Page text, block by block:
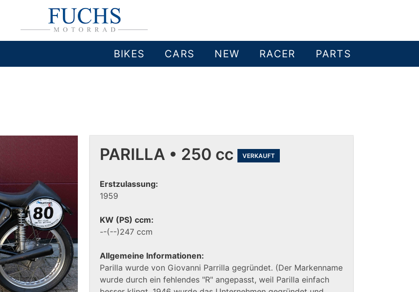
BIKES CARS NEW RACER PARTS
PARILLA • 250 cc VERKAUFT
Erstzulassung:
1959
KW (PS) ccm:
--(--)247 ccm
Allgemeine Informationen:
Parilla wurde von Giovanni Parrilla gegründet. (Der Markenname
wurde durch ein fehlendes "R" angepasst, weil Parilla einfach